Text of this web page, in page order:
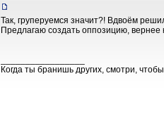
Так, груперуемся значит?! Вдвоём
Предлагаю создать оппозицию, вернее
Когда ты бранишь других, смотри,